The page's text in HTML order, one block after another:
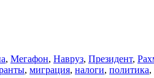
, Мегафон, Навруз, Президент,
, миграция, налоги, политика,